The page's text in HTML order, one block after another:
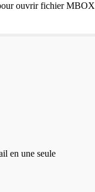
ouvrir fichier MBOX
en une seule